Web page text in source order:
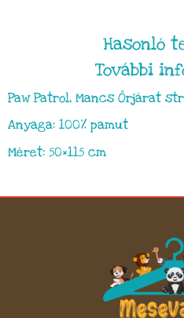
Hasonló
További
Paw Patrol, Mancs Őrjárat
Anyaga: 100% pamut
Méret: 50×115 cm